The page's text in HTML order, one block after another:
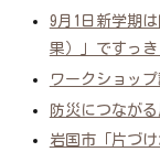
9月1日新学期
果）」ですっき
ワークショッ
防災につなが
岩国市「片づ